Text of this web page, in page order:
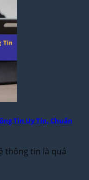
Tin Uy Tín, Chuẩn
thông tin là quá